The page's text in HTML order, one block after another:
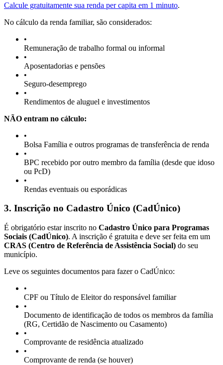
Calcule gratuitamente sua renda per capita em 1 minuto.
No cálculo da renda familiar, são considerados:
•
Remuneração de trabalho formal ou informal
•
Aposentadorias e pensões
•
Seguro-desemprego
•
Rendimentos de aluguel e investimentos
NÃO entram no cálculo:
•
Bolsa Família e outros programas de transferência de renda
•
BPC recebido por outro membro da família (desde que idoso
ou PcD)
•
Rendas eventuais ou esporádicas
3. Inscrição no Cadastro Único (CadÚnico)
É obrigatório estar inscrito no Cadastro Único para Programas
Sociais (CadÚnico). A inscrição é gratuita e deve ser feita em um
CRAS (Centro de Referência de Assistência Social) do seu
município.
Leve os seguintes documentos para fazer o CadÚnico:
•
CPF ou Título de Eleitor do responsável familiar
•
Documento de identificação de todos os membros da família
(RG, Certidão de Nascimento ou Casamento)
•
Comprovante de residência atualizado
•
Comprovante de renda (se houver)